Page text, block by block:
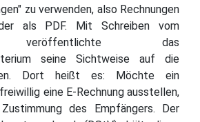
zu verwenden, also Rechnungen
als PDF. Mit Schreiben vom
veröffentlichte das
seine Sichtweise auf die
Dort heißt es: Möchte ein
eine E-Rechnung ausstellen,
des Empfängers. Der